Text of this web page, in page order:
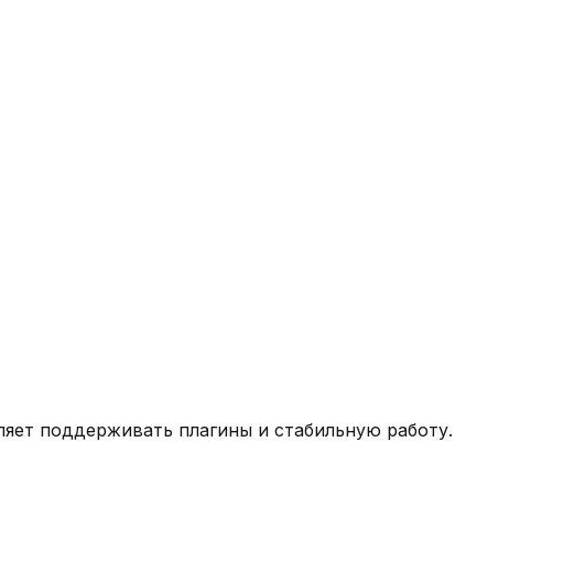
поддерживать плагины и стабильную работу.